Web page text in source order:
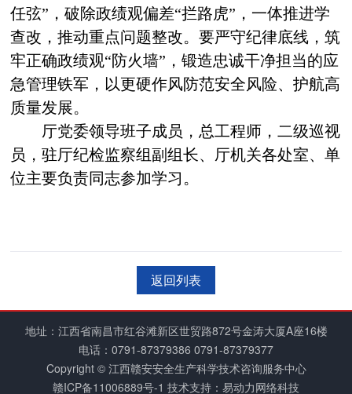
任弦”，破除政绩观偏差“拦路虎”，一体推进学
查改，推动重点问题整改。要严守纪律底线，筑
牢正确政绩观“防火墙”，锻造忠诚干净担当的应
急管理铁军，以更硬作风防范安全风险、护航高
质量发展。
厅党委领导班子成员 ，总工程师，二级巡视
员，驻厅纪检监察组副组长、 厅机关各处室、单
位主要负责同志参加学习。
返回列表
地址：江西省南昌市红谷滩新区世贸路872号金涛大厦A座16楼
电话： 0791-87379386 0791-87379377
Copyright © 江西赣安安全生产科学技术咨询服务中心
赣ICP备11006889号-1 技术支持：易动力网络科技